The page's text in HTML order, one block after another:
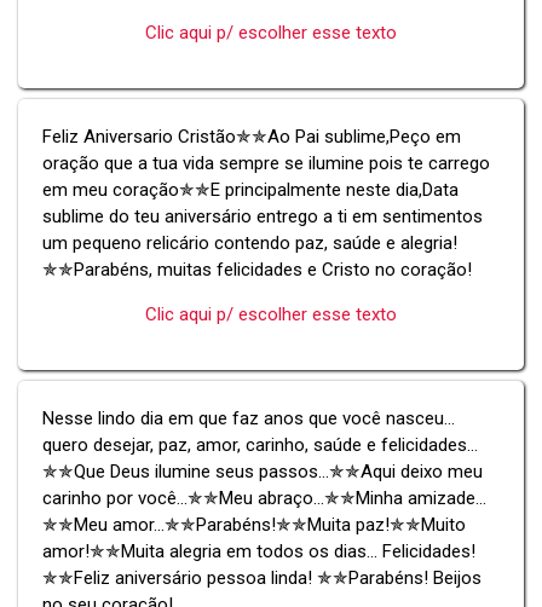
Clic aqui p/ escolher esse texto
Feliz Aniversario Cristão✯✯Ao Pai sublime,Peço em
oração que a tua vida sempre se ilumine pois te carrego
em meu coração✯✯E principalmente neste dia,Data
sublime do teu aniversário entrego a ti em sentimentos
um pequeno relicário contendo paz, saúde e alegria!
✯✯Parabéns, muitas felicidades e Cristo no coração!
Clic aqui p/ escolher esse texto
Nesse lindo dia em que faz anos que você nasceu…
quero desejar, paz, amor, carinho, saúde e felicidades…
✯✯Que Deus ilumine seus passos…✯✯Aqui deixo meu
carinho por você…✯✯Meu abraço…✯✯Minha amizade…
✯✯Meu amor...✯✯Parabéns!✯✯Muita paz!✯✯Muito
amor!✯✯Muita alegria em todos os dias… Felicidades!
✯✯Feliz aniversário pessoa linda! ✯✯Parabéns! Beijos